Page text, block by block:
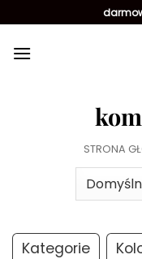
do
zawartości
STRONA
Kategorie